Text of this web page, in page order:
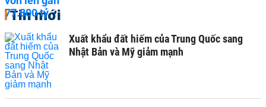
Tin mới
Xuất khẩu đất hiếm của Trung Quốc sang
Nhật Bản và Mỹ giảm mạnh